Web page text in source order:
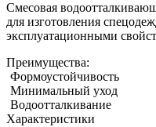
Смесовая
для изготовления
эксплуатационными
Преимущества:
Формоустойчивость
Минимальный уход
Водоотталкивание
Характеристики